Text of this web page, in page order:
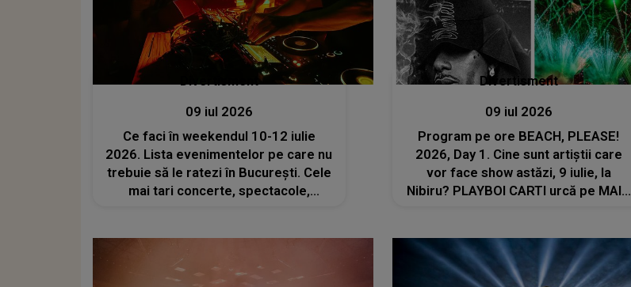
Divertisment
09 iul 2026
Ce faci în weekendul 10-12 iulie
2026. Lista evenimentelor pe care nu
trebuie să le ratezi în București. Cele
mai tari concerte, spectacole,
Divertisment
09 iul 2026
Program pe ore BEACH, PLEASE!
2026, Day 1. Cine sunt artiștii care
vor face show astăzi, 9 iulie, la
Nibiru? PLAYBOI CARTI urcă pe MAIN